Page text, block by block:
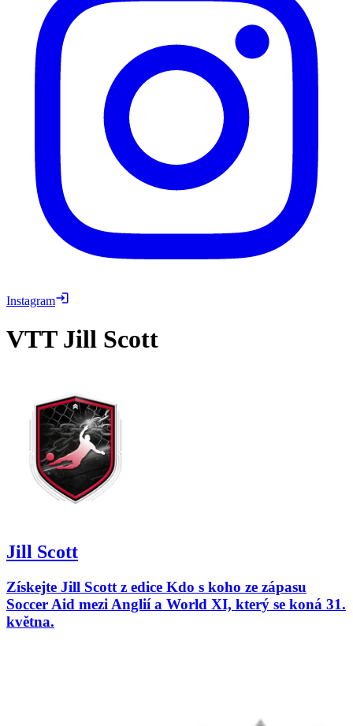
Instagram
VTT Jill Scott
Jill Scott
Získejte Jill Scott z edice Kdo s koho ze zápasu
Soccer Aid mezi Anglií a World XI, který se koná 31.
května.